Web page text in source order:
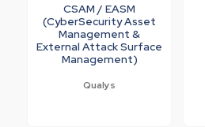
CSAM / EASM
(CyberSecurity Asset
Management &
External Attack Surface
Management)
Qualys